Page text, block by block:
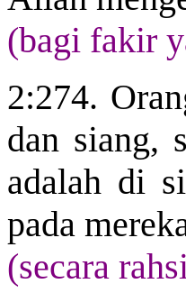
(bagi fakir
2:274.
dan siang,
adalah di
pada
(secara